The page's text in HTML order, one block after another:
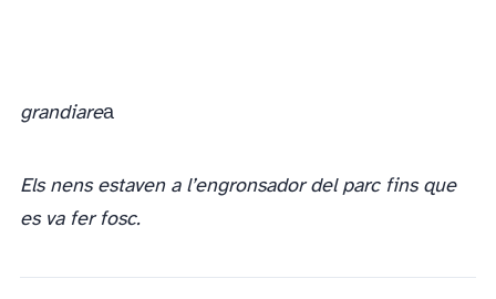
grandiareliteralment és “allò que t’engronsа”.
Els nens estaven a l’engronsador del parc fins que
es va fer fosc.